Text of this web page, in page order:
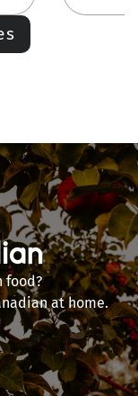
food?
at home.